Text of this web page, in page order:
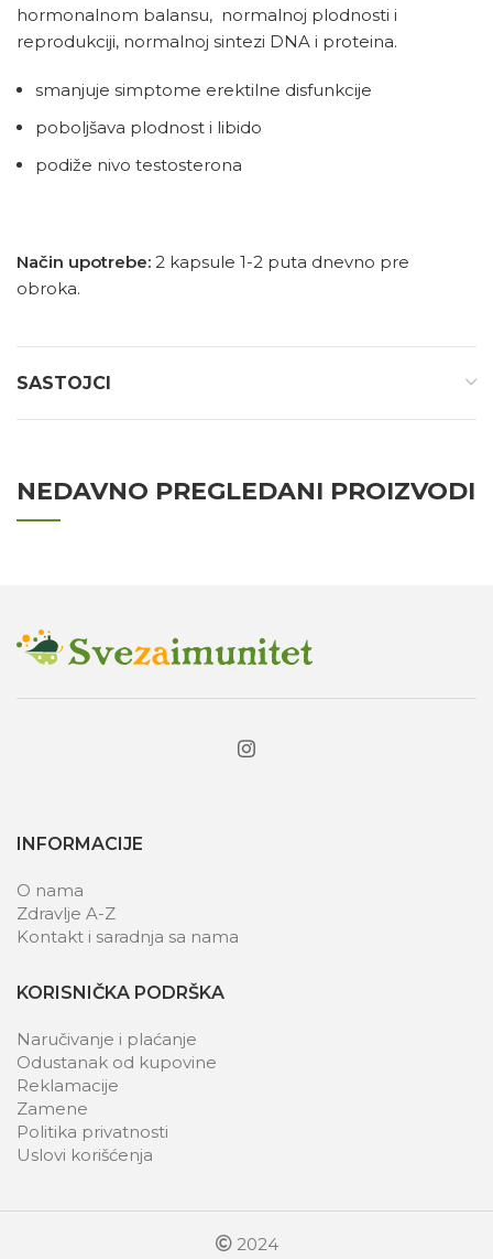
hormonalnom balansu, normalnoj plodnosti i
reprodukciji, normalnoj sintezi DNA i proteina.
smanjuje simptome erektilne disfunkcije
poboljšava plodnost i libido
podiže nivo testosterona
Način upotrebe: 2 kapsule 1-2 puta dnevno pre
obroka.
SASTOJCI
NEDAVNO PREGLEDANI PROIZVODI
INFORMACIJE
O nama
Zdravlje A-Z
Kontakt i saradnja sa nama
KORISNIČKA PODRŠKA
Naručivanje i plaćanje
Odustanak od kupovine
Reklamacije
Zamene
Politika privatnosti
Uslovi korišćenja
2024